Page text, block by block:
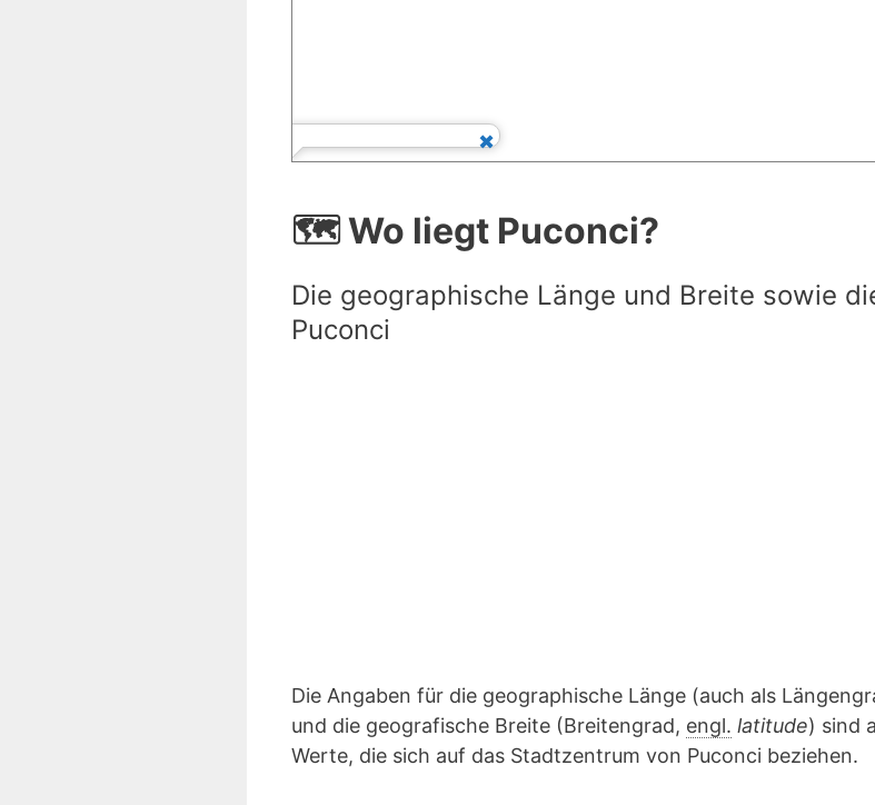
🗺️ Wo liegt Puconci?
Die geographische Länge und Breite sowie
Puconci
Die Angaben für die geographische Länge (auch als
und die geografische Breite (Breitengrad, engl. latitude) sind
Werte, die sich auf das Stadtzentrum von Puconci beziehen.